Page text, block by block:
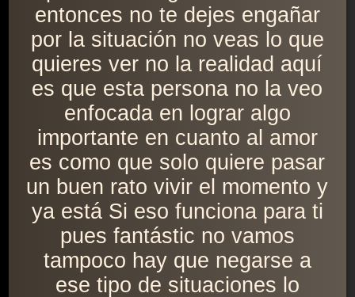
entonces no te dejes engañar
por la situación no veas lo que
quieres ver no la realidad aquí
es que esta persona no la veo
enfocada en lograr algo
importante en cuanto al amor
es como que solo quiere pasar
un buen rato vivir el momento y
ya está Si eso funciona para ti
pues fantástic no vamos
tampoco hay que negarse a
ese tipo de situaciones lo